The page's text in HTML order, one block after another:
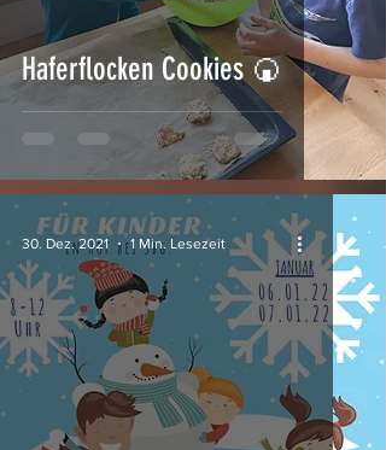
Haferflocken Cookies 🍘
30. Dez. 2021 1 Min. Lesezeit